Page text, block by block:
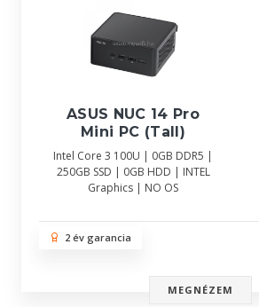
ASUS NUC 14 Pro
Mini PC (Tall)
Intel Core 3 100U | 0GB DDR5 |
250GB SSD | 0GB HDD | INTEL
Graphics | NO OS
2 év garancia
MEGNÉZEM